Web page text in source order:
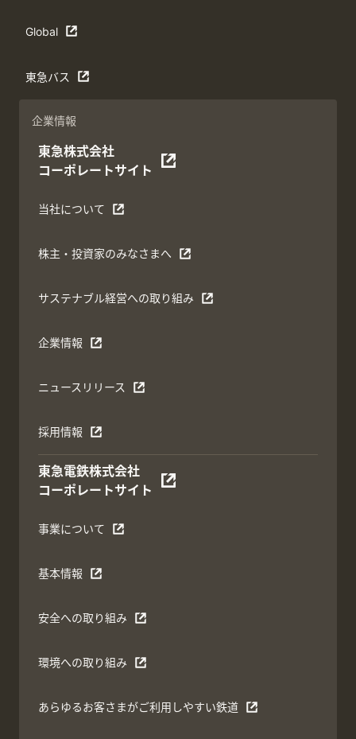
Global
東急バス
企業情報
東急株式会社
コーポレートサイト
当社について
株主・投資家のみなさまへ
サステナブル経営への取り組み
企業情報
ニュースリリース
採用情報
東急電鉄株式会社
コーポレートサイト
事業について
基本情報
安全への取り組み
環境への取り組み
あらゆるお客さまがご利用しやすい鉄道